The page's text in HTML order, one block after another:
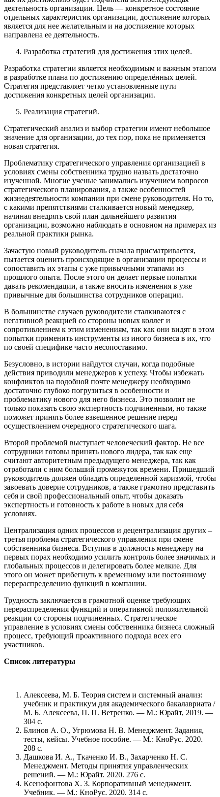
деятельность организации. Цель — конкретное состояние
отдельных характеристик организации, достижение которых
является для нее желательным и на достижение которых
направлена ее деятельность.
Разработка стратегий для достижения этих целей.
Разработка стратегии является необходимым и важным этапом
в разработке плана по достижению определённых целей.
Стратегия представляет четко установленные пути
достижения конкретных целей организации.
Реализация стратегий.
Стратегический анализ и выбор стратегии имеют небольшое
значение для организации, до тех пор, пока не применяется
новая стратегия.
Проблематику стратегического управления организацией в
условиях смены собственника трудно назвать достаточно
изученной. Многие ученые занимались изучением вопросов
стратегического планирования, а также особенностей
жизнедеятельности компании при смене руководителя. Но то,
с какими препятствиями сталкивается новый менеджер,
начиная внедрять свой план дальнейшего развития
организации, возможно наблюдать в основном на примерах из
реальной практики рынка.
Зачастую новый руководитель сначала присматривается,
пытается оценить происходящие в организации процессы и
сопоставить их этапы с уже привычными этапами из
прошлого опыта. После этого он делает первые попытки
давать рекомендации, а также вносить изменения в уже
привычные для большинства сотрудников операции.
В большинстве случаев руководители сталкиваются с
негативной реакцией со стороны новых коллег и
сопротивлением к этим изменениям, так как они видят в этом
попытки применить инструменты из иного бизнеса в их, что
по своей специфике часто несопоставимо.
Безусловно, в истории найдутся случаи, когда подобные
действия приводили менеджеров к успеху. Чтобы избежать
конфликтов на подобной почте менеджеру необходимо
достаточно глубоко погрузиться в особенности и
проблематику нового для него бизнеса. Это позволит не
только показать свою экспертность подчиненным, но также
поможет принять более взвешенное решение перед
осуществлением очередного стратегического шага.
Второй проблемой выступает человеческий фактор. Не все
сотрудники готовы принять нового лидера, так как еще
считают авторитетным предыдущего менеджера, так как
отработали с ним больший промежуток времени. Пришедший
руководитель должен обладать определенной харизмой, чтобы
завоевать доверие сотрудников, а также грамотно представить
себя и свой профессиональный опыт, чтобы доказать
экспертность и готовность к работе в новых для себя
условиях.
Централизация одних процессов и децентрализация других –
третья проблема стратегического управления при смене
собственника бизнеса. Вступив в должность менеджеру на
первых порах необходимо усилить контроль более значимых и
глобальных процессов и делегировать более мелкие. Для
этого он может прибегнуть к временному или постоянному
перераспределению функций в компании.
Трудность заключается в грамотной оценке требующих
перераспределения функций и оперативной положительной
реакции со стороны подчиненных. Стратегическое
управление в условиях смены собственника бизнеса сложный
процесс, требующий проактивного подхода всех его
участников.
Список литературы
Алексеева, М. Б. Теория систем и системный анализ:
учебник и практикум для академического бакалавриата /
М. Б. Алексеева, П. П. Ветренко. — М.: Юрайт, 2019. —
304 с.
Блинов А. О., Угрюмова Н. В. Менеджмент. Задания,
тесты, кейсы. Учебное пособие. — М.: КноРус. 2020.
208 с.
Дашкова И. А., Ткаченко И. В., Захарченко Н. С.
Менеджмент. Методы принятия управленческих
решений. — М.: Юрайт. 2020. 276 с.
Ксенофонтова Х. З. Корпоративный менеджмент.
Учебник. — М.: КноРус. 2020. 314 с.